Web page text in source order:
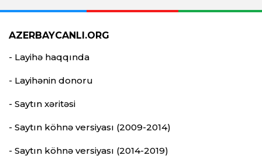
AZERBAYCANLI.ORG
- Layihə haqqında
- Layihənin donoru
- Saytın xəritəsi
- Saytın köhnə versiyası (2009-2014)
- Saytın köhnə versiyası (2014-2019)